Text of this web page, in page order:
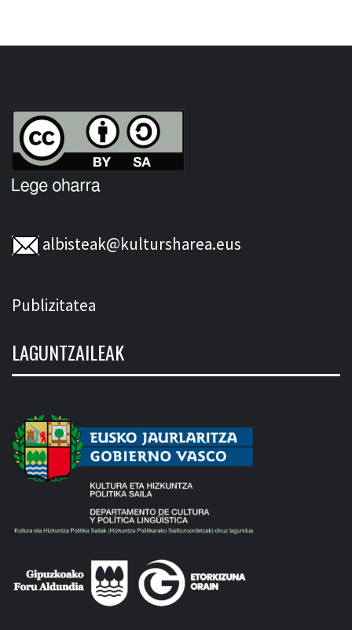
albisteak@kultursharea.eus
Publizitatea
LAGUNTZAILEAK